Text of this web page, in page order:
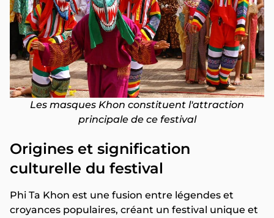
Les masques Khon constituent l'attraction
principale de ce festival
Origines et signification
culturelle du festival
Phi Ta Khon est une fusion entre légendes et
croyances populaires, créant un festival unique et